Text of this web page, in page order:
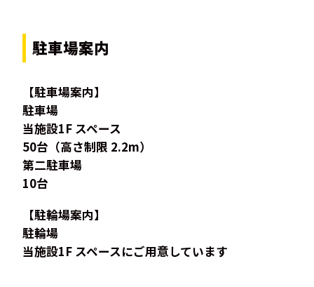
駐車場案内
【駐車場案内】
駐車場
当施設1F スペース
50台（高さ制限 2.2m）
第二駐車場
10台
【駐輪場案内】
駐輪場
当施設1F スペースにご用意しています